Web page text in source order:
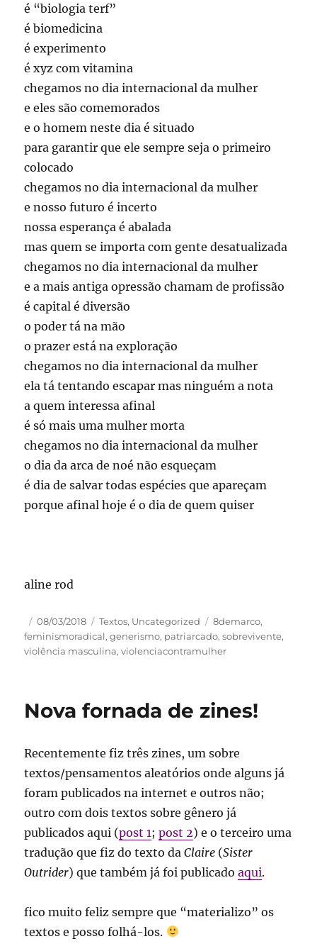
é “biologia terf”
é biomedicina
é experimento
é xyz com vitamina
chegamos no dia internacional da mulher
e eles são comemorados
e o homem neste dia é situado
para garantir que ele sempre seja o primeiro
colocado
chegamos no dia internacional da mulher
e nosso futuro é incerto
nossa esperança é abalada
mas quem se importa com gente desatualizada
chegamos no dia internacional da mulher
e a mais antiga opressão chamam de profissão
é capital é diversão
o poder tá na mão
o prazer está na exploração
chegamos no dia internacional da mulher
ela tá tentando escapar mas ninguém a nota
a quem interessa afinal
é só mais uma mulher morta
chegamos no dia internacional da mulher
o dia da arca de noé não esqueçam
é dia de salvar todas espécies que apareçam
porque afinal hoje é o dia de quem quiser
aline rod
Autor
Publicado
em
08/03/2018 Categorias
Textos, Uncategorized Tags
8demarco,
feminismoradical,generismo, patriarcado,sobrevivente,
violência masculina,violenciacontramulher
Nova fornada de zines!
Recentemente fiz três zines, um sobre
textos/pensamentos aleatórios onde alguns já
foram publicados na internet e outros não;
outro com dois textos sobre gênero já
publicados aqui (post 1;post 2) e o terceiro uma
tradução que fiz do texto daClaire (Sister
Outrider) que também já foi publicadoaqui.
fico muito feliz sempre que “materializo” os
textos e posso folhá-los.